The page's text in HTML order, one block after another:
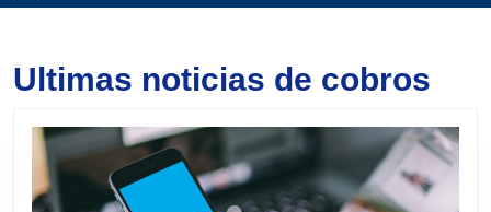
Ultimas noticias de cobros